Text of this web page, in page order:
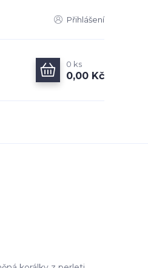
Přihlášení
0 ks
0,00 Kč